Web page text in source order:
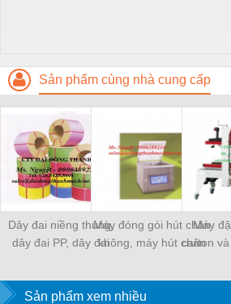
Sản phẩm cùng nhà cung cấp
Dây đai niềng thùng,
dây đai PP, dây đai
Máy đóng gói hút chân
không, máy hút chân
Máy
carton
Sản phẩm xem nhiều